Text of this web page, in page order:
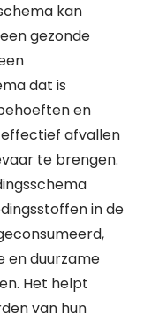
kan
gezonde
dat is
en
effectief afvallen
te brengen.
in de
en duurzame
Het helpt
van hun